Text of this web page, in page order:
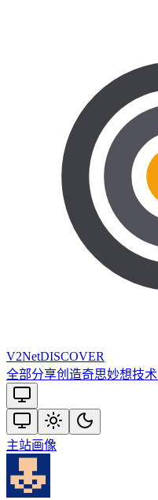
V2NetDISCOVER
全部分享创造奇思妙想技术
主站画像